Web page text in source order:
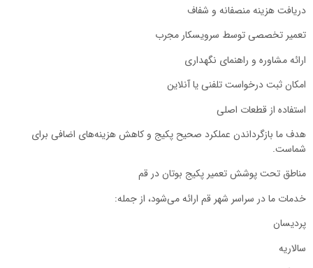
دریافت هزینه منصفانه و شفاف
تعمیر تخصصی توسط سرویسکار مجرب
ارائه مشاوره و راهنمای نگهداری
امکان ثبت درخواست تلفنی یا آنلاین
استفاده از قطعات اصلی
هدف ما بازگرداندن عملکرد صحیح پکیج و کاهش هزینه‌های اضافی برای
شماست.
مناطق تحت پوشش تعمیر پکیج بوتان در قم
خدمات ما در سراسر شهر قم ارائه می‌شود، از جمله:
پردیسان
سالاریه